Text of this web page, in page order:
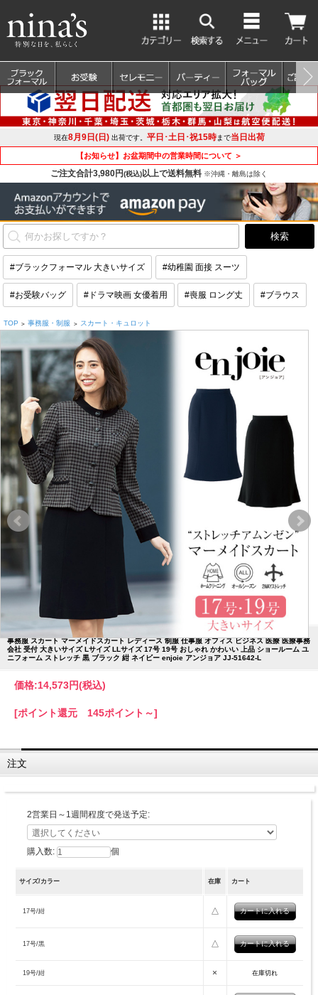
現在8月9日(日)出荷です。 平日･土日･祝15時まで当日出荷
【お知らせ】お盆期間中の営業時間について ＞
ご注文合計3,980円(税込)以上で送料無料 ※沖縄・離島は除く
#ブラックフォーマル 大きいサイズ #幼稚園 面接 スーツ
#お受験バッグ #ドラマ映画 女優着用 #喪服 ロング丈 #ブラウス
TOP > 事務服・制服 > スカート・キュロット
事務服 スカート マーメイドスカート レディース 制服 仕事服 オフィス ビジネス 医療 医療事務
会社 受付 大きいサイズ Lサイズ LLサイズ 17号 19号 おしゃれ かわいい 上品 ショールーム ユ
ニフォーム ストレッチ 黒 ブラック 紺 ネイビー enjoie アンジョア JJ-51642-L
価格:14,573円(税込)
[ポイント還元 145ポイント～]
注文
2営業日～1週間程度で発送予定:
購入数: 個
サイズ/カラー 在庫 カート
17号/紺 △
17号/黒 △
19号/紺 × 在庫切れ